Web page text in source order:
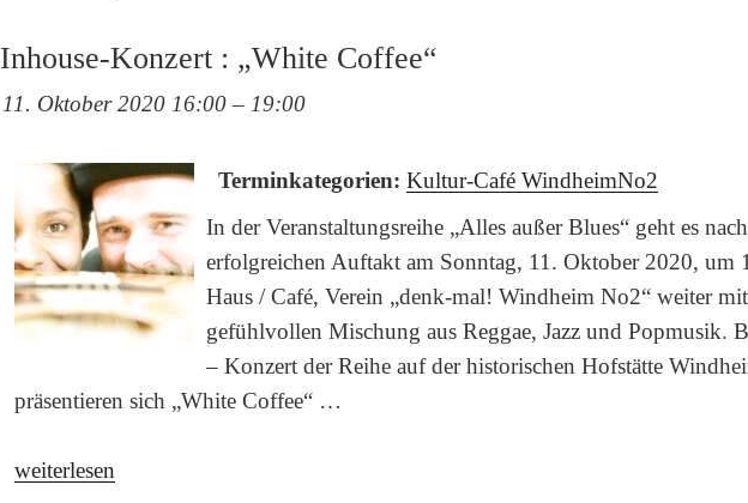
Flamme“
Inhouse-Konzert : „White Coffee“
11. Oktober 2020 16:00– 19:00
Terminkategorien: Kultur-Café WindheimNo2
In der Veranstaltungsreihe „Alles außer Blues“ geht es
erfolgreichen Auftakt am Sonntag, 11. Oktober 2020, um
Haus / Café, Verein „denk-mal! Windheim No2“ weiter
gefühlvollen Mischung aus Reggae, Jazz und Popmusik.
– Konzert der Reihe auf der historischen Hofstätte
präsentieren sich „White Coffee“ …
„Inhouse-
weiterlesen